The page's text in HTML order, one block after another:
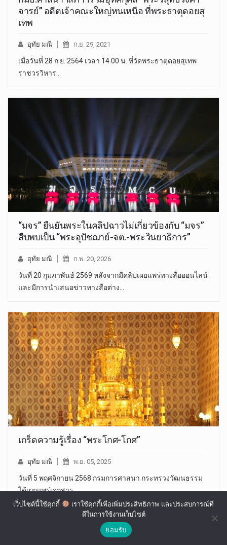
จารย์” อดีตเจ้าคณะใหญ่หนเหนือ ที่พระธาตุดอยสุ
เทพ
อุทัย มณี ก.ย. 29, 2021
เมื่อวันที่ 28 ก.ย. 2564 เวลา 14.00 น. ที่วัดพระธาตุดอยสุเทพ
ราชวรวิหาร…
“มจร” ยืนยันพระในคลิปฉาวไม่เกี่ยวข้องกับ “มจร”
สืบพบเป็น “พระอุปัชฌาย์-จต.-พระวินยาธิการ”
อุทัย มณี ก.พ. 20, 2026
วันที่ 20 กุมภาพันธ์ 2569 หลังจากมีคลิปเผยแพร่ทางสื่อออนไลน์
และมีการนำเสนอข่าวทางสื่อต่าง…
เกร็ดความรู้เรื่อง “พระโกศ-โกศ”
อุทัย มณี พ.ย. 05, 2025
วันที่ 5 พฤศจิกายน 2568 กรมการศาสนา กระทรวงวัฒนธรรม
ได้เผยแพร่เอกสาร…
เว็บไซต์นี้ใช้คุกกี้
เราใช้คุกกี้เพื่อเพิ่มประสิทธิภาพ และประสบการณ์ที่
ดีในการใช้งานเว็บไซต์
ยอมรับ